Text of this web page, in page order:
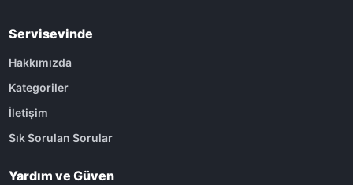
Servisevinde
Hakkımızda
Kategoriler
İletişim
Sık Sorulan Sorular
Yardım ve Güven